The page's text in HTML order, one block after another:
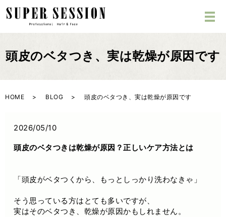
頭皮のベタつき、実は乾燥が原因です
HOME BLOG 頭皮のベタつき、実は乾燥が原因です
2026/05/10
頭皮のベタつきは乾燥が原因？正しいケア方法とは
「頭皮がベタつくから、もっとしっかり洗わなきゃ」
そう思っている方はとても多いですが、
実はそのベタつき、乾燥が原因かもしれません。